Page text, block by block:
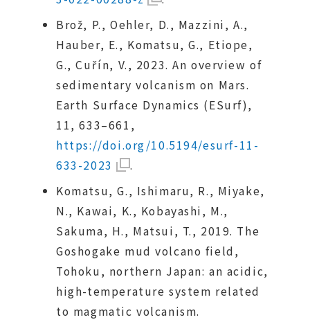
Brož, P., Oehler, D., Mazzini, A.,
Hauber, E., Komatsu, G., Etiope,
G., Cuřín, V., 2023. An overview of
sedimentary volcanism on Mars.
Earth Surface Dynamics (ESurf),
11, 633–661,
https://doi.org/10.5194/esurf-11-
633-2023
.
Komatsu, G., Ishimaru, R., Miyake,
N., Kawai, K., Kobayashi, M.,
Sakuma, H., Matsui, T., 2019. The
Goshogake mud volcano field,
Tohoku, northern Japan: an acidic,
high-temperature system related
to magmatic volcanism.